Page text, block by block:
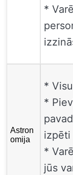
*
Astron
omija
*
*
izpēti
*
jūs